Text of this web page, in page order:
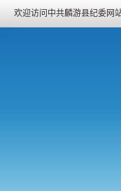
欢迎访问中共麟游县纪委网